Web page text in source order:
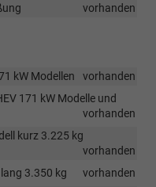
vorhanden
kW Modellen
vorhanden
171 kW Modelle und
vorhanden
kurz 3.225 kg
vorhanden
3.350 kg
vorhanden